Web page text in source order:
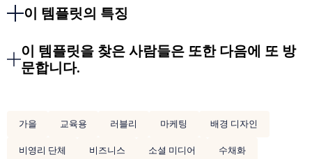
이 템플릿의 특징
이 템플릿을 찾은 사람들은 또한 다음에 또 방
문합니다.
가을 교육용 러블리 마케팅
배경 디자인
비영리 단체
비즈니스 소셜 미디어
수채화